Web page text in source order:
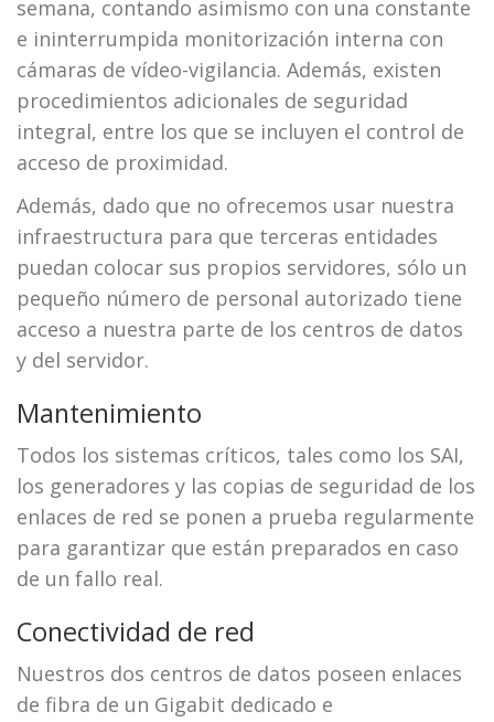
semana, contando asimismo con una constante
e ininterrumpida monitorización interna con
cámaras de vídeo-vigilancia. Además, existen
procedimientos adicionales de seguridad
integral, entre los que se incluyen el control de
acceso de proximidad.
Además, dado que no ofrecemos usar nuestra
infraestructura para que terceras entidades
puedan colocar sus propios servidores, sólo un
pequeño número de personal autorizado tiene
acceso a nuestra parte de los centros de datos
y del servidor.
Mantenimiento
Todos los sistemas críticos, tales como los SAI,
los generadores y las copias de seguridad de los
enlaces de red se ponen a prueba regularmente
para garantizar que están preparados en caso
de un fallo real.
Conectividad de red
Nuestros dos centros de datos poseen enlaces
de fibra de un Gigabit dedicado e